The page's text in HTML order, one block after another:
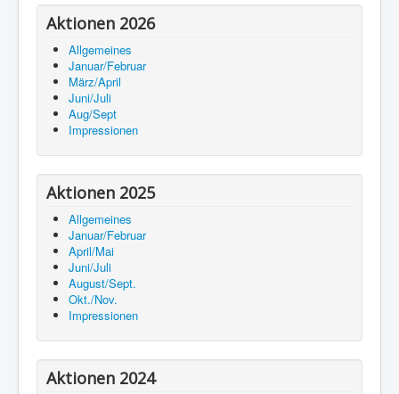
Aktionen 2026
Allgemeines
Januar/Februar
März/April
Juni/Juli
Aug/Sept
Impressionen
Aktionen 2025
Allgemeines
Januar/Februar
April/Mai
Juni/Juli
August/Sept.
Okt./Nov.
Impressionen
Aktionen 2024